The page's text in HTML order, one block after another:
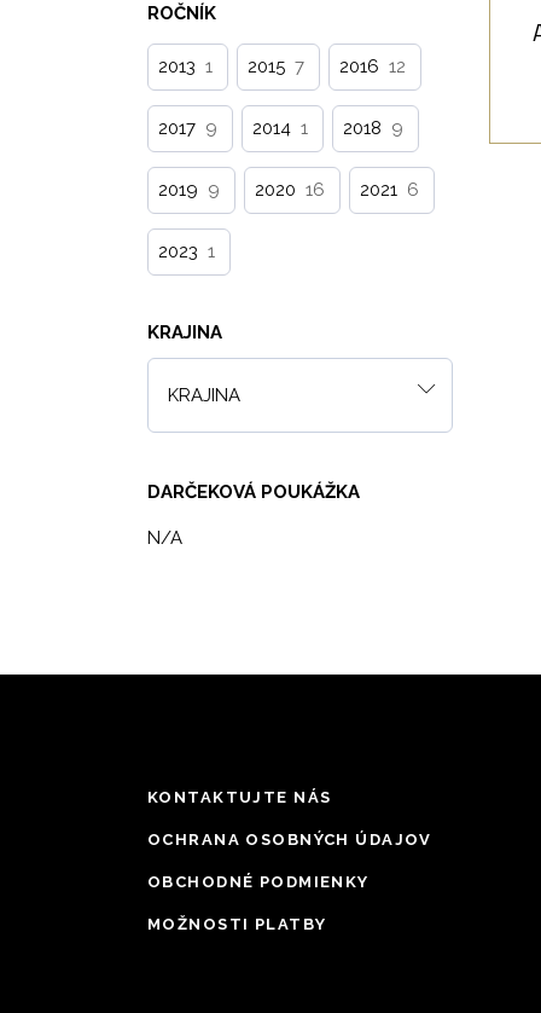
ROČNÍK
2013 1 2015 7 2016 12
2017 9 2014 1 2018 9
2019 9 2020 16 2021 6
2023 1
KRAJINA
KRAJINA
DARČEKOVÁ POUKÁŽKA
N/A
KONTAKTUJTE NÁS
OCHRANA OSOBNÝCH ÚDAJOV
OBCHODNÉ PODMIENKY
MOŽNOSTI PLATBY